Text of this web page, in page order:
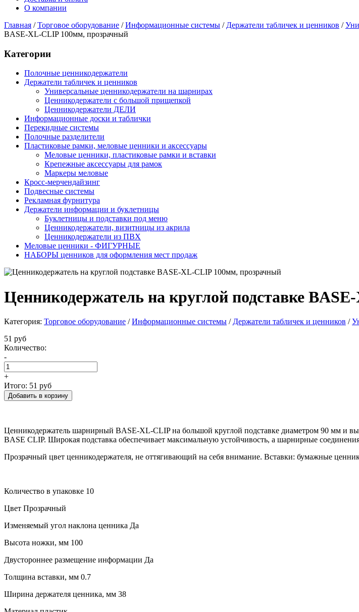
О компании
Главная / Торговое оборудование / Информационные системы / Держатели табличек и ценников /
BASE-XL-CLIP 100мм, прозрачный
Категории
Полочные ценникодержатели
Держатели табличек и ценников
Универсальные ценникодержатели на шарнирах
Ценникодержатели с большой прищепкой
Ценникодержатели ДЕЛИ
Информационные доски и таблички
Перекидные системы
Полочные разделители
Пластиковые рамки, меловые ценники и аксессуары
Меловые ценники, пластиковые рамки и вставки
Крепежные аксессуары для рамок
Маркеры меловые
Кросс-мерчендайзинг
Подвесные системы
Рекламная фурнитура
Держатели информации и буклетницы
Буклетницы и подставки под меню
Ценникодержатели, визитницы из акрила
Ценникодержатели из ПВХ
Меловые ценники - ФИГУРНЫЕ
НАБОРЫ ценников для оформления мест продаж
Ценникодержатель на круглой подставке
Категория: Торговое оборудование / Информационные системы / Держатели табличек и ценников /
51 руб
Количество:
-
+
Итого: 51 руб
Ценникодержатель шарнирный BASE-XL-CLIP на большой круглой подставке диаметром 90 мм и
BASE CLIP. Широкая подставка обеспечивает максимальную устойчивость, а шарнирные
Прозрачный цвет ценникодержателя, не оттягивающий на себя внимание. Вставки: бумажные
Количество в упаковке 10
Цвет Прозрачный
Изменяемый угол наклона ценника Да
Высота ножки, мм 100
Двустороннее размещение информации Да
Толщина вставки, мм 0.7
Ширина держателя ценника, мм 38